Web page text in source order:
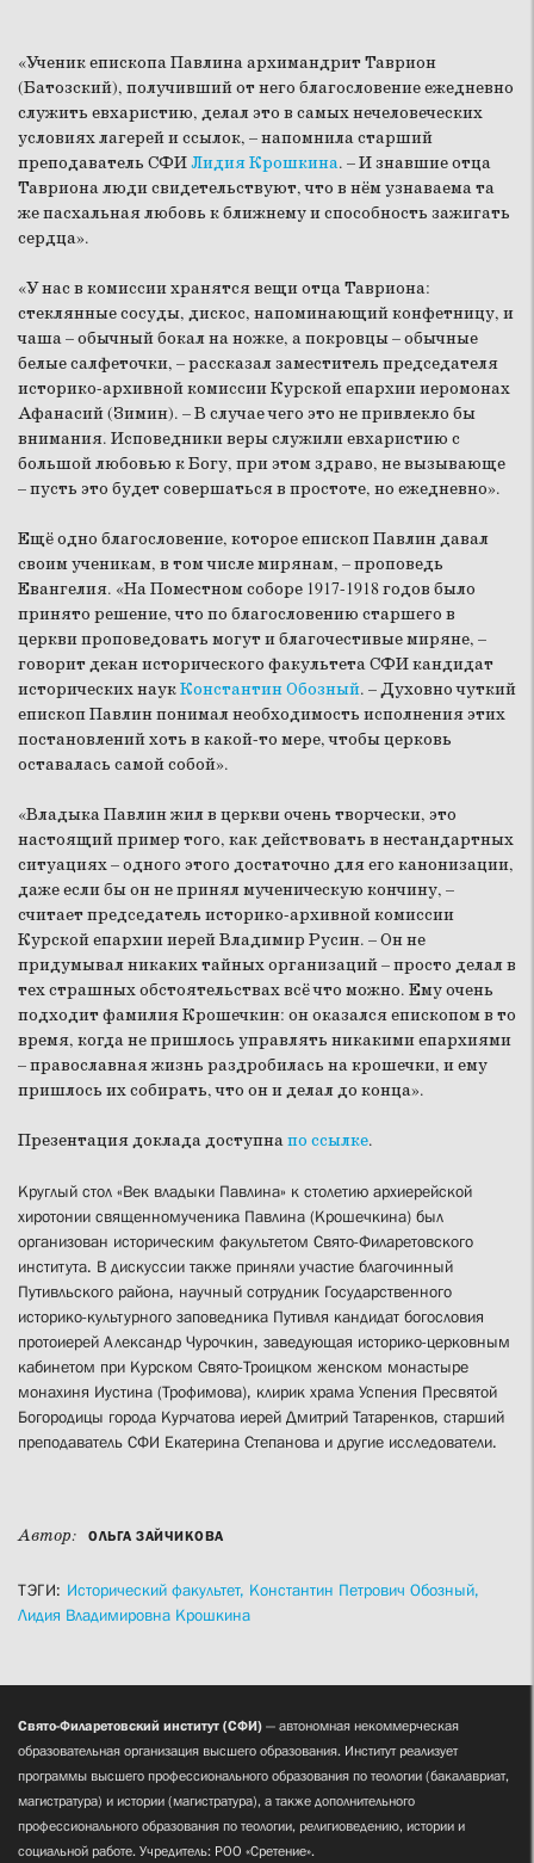
«Ученик епископа Павлина архимандрит Таврион
(Батозский), получивший от него благословение ежедневно
служить евхаристию, делал это в самых нечеловеческих
условиях лагерей и ссылок, – напомнила старший
преподаватель СФИЛидия Крошкина. – И знавшие отца
Тавриона люди свидетельствуют, что в нём узнаваема та
же пасхальная любовь к ближнему и способность зажигать
сердца».
«У нас в комиссии хранятся вещи отца Тавриона:
стеклянные сосуды, дискос, напоминающий конфетницу, и
чаша – обычный бокал на ножке, а покровцы – обычные
белые салфеточки, – рассказал заместитель председателя
историко-архивной комиссии Курской епархии иеромонах
Афанасий (Зимин). – В случае чего это не привлекло бы
внимания. Исповедники веры служили евхаристию с
большой любовью к Богу, при этом здраво, не вызывающе
– пусть это будет совершаться в простоте, но ежедневно».
Ещё одно благословение, которое епископ Павлин давал
своим ученикам, в том числе мирянам, – проповедь
Евангелия. «На Поместном соборе 1917-1918 годов было
принято решение, что по благословению старшего в
церкви проповедовать могут и благочестивые миряне, –
говорит декан исторического факультета СФИ кандидат
исторических наукКонстантин Обозный. – Духовно чуткий
епископ Павлин понимал необходимость исполнения этих
постановлений хоть в какой-то мере, чтобы церковь
оставалась самой собой».
«Владыка Павлин жил в церкви очень творчески, это
настоящий пример того, как действовать в нестандартных
ситуациях – одного этого достаточно для его канонизации,
даже если бы он не принял мученическую кончину, –
считает председатель историко-архивной комиссии
Курской епархии иерей Владимир Русин. – Он не
придумывал никаких тайных организаций – просто делал в
тех страшных обстоятельствах всё что можно. Ему очень
подходит фамилия Крошечкин: он оказался епископом в то
время, когда не пришлось управлять никакими епархиями
– православная жизнь раздробилась на крошечки, и ему
пришлось их собирать, что он и делал до конца».
Презентация доклада доступнапо ссылке.
Круглый стол «Век владыки Павлина» к столетию архиерейской
хиротонии священномученика Павлина (Крошечкина) был
организован историческим факультетом Свято-Филаретовского
института. В дискуссии также приняли участие благочинный
Путивльского района, научный сотрудник Государственного
историко-культурного заповедника Путивля кандидат богословия
протоиерей Александр Чурочкин, заведующая историко-церковным
кабинетом при Курском Свято-Троицком женском монастыре
монахиня Иустина (Трофимова), клирик храма Успения Пресвятой
Богородицы города Курчатова иерей Дмитрий Татаренков, старший
преподаватель СФИ Екатерина Степанова и другие исследователи.
Автор: ОЛЬГА ЗАЙЧИКОВА
ТЭГИ: Исторический факультет, Константин Петрович Обозный,
Лидия Владимировна Крошкина
Свято-Филаретовский институт (СФИ) — автономная некоммерческая
образовательная организация высшего образования. Институт реализует
программы высшего профессионального образования по теологии (бакалавриат,
магистратура) и истории (магистратура), а также дополнительного
профессионального образования по теологии, религиоведению, истории и
социальной работе. Учредитель: РОО «Сретение».